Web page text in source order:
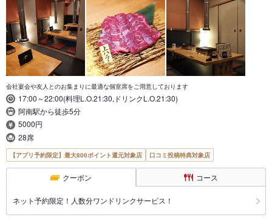
会社宴会や友人とのお集まりに最適な個室席をご用意しております
17:00～22:00(料理L.O.21:30,ドリンクL.O.21:30)
阿南駅から徒歩5分
5000円
28席
【アプリ予約限定】最大800ポイント還元対象店 口コミ投稿特典対象店
クーポン コース
ネット予約限定！人数分ワンドリンクサービス！